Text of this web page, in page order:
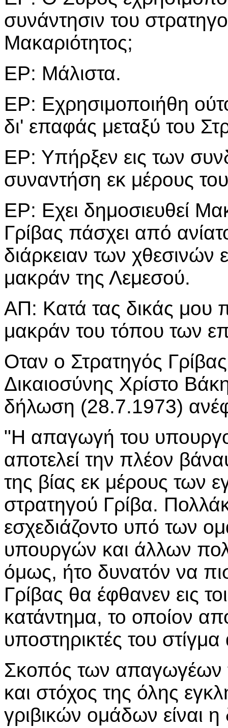
συνάντησιν του
Μακαριότητος;
ΕΡ: Μάλιστα.
ΕΡ: Εχρησιμοποιήθη
δι' επαφάς μεταξύ του
ΕΡ: Υπήρξεν εις των
συναντήση εκ μέρους
ΕΡ: Εχει δημοσιευθεί
Γρίβας πάσχει από
διάρκειαν των χθεσινών
μακράν της Λεμεσού.
ΑΠ: Κατά τας δικάς μου
μακράν του τόπου των
Οταν ο Στρατηγός
Δικαιοσύνης Χρίστο
δήλωση (28.7.1973)
"Η απαγωγή του
αποτελεί την πλέον
της βίας εκ μέρους των
στρατηγού Γρίβα.
εσχεδιάζοντο υπό των
υπουργών και άλλων
όμως, ήτο δυνατόν να
Γρίβας θα έφθανεν εις
κατάντημα, το οποίον
υποστηρικτές του στίγμα
Σκοπός των απαγωγέων
και στόχος της όλης
γριβικών ομάδων είναι η